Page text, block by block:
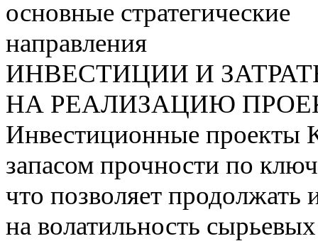
основные стратегические
направления
ИНВЕСТИЦИИ И
НА РЕАЛИЗАЦИЮ
Инвестиционные проекты
запасом прочности по
что позволяет продолжать
на волатильность